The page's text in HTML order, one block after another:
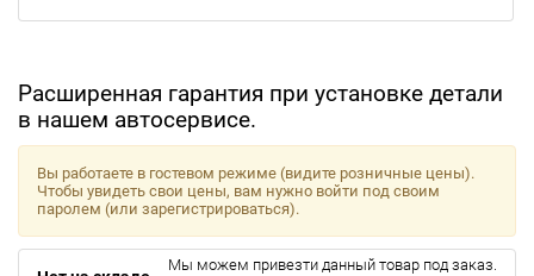
Расширенная гарантия при установке детали
в нашем автосервисе.
Вы работаете в гостевом режиме (видите розничные цены).
Чтобы увидеть свои цены, вам нужно войти под своим
паролем (или зарегистрироваться).
Мы можем привезти данный товар под заказ.